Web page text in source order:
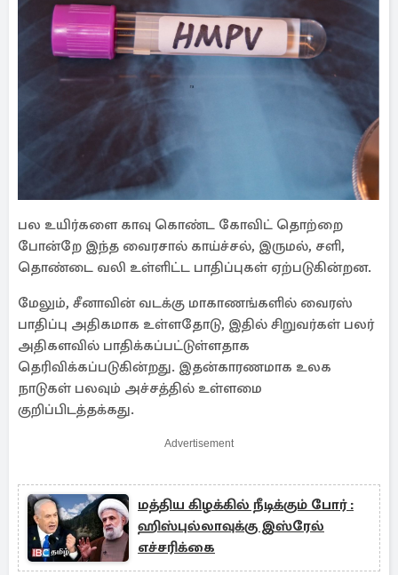
பல உயிர்களை காவு கொண்ட கோவிட் தொற்றை
போன்றே இந்த வைரசால் காய்ச்சல், இருமல், சளி,
தொண்டை வலி உள்ளிட்ட பாதிப்புகள் ஏற்படுகின்றன.
மேலும், சீனாவின் வடக்கு மாகாணங்களில் வைரஸ்
பாதிப்பு அதிகமாக உள்ளதோடு, இதில் சிறுவர்கள் பலர்
அதிகளவில் பாதிக்கப்பட்டுள்ளதாக
தெரிவிக்கப்படுகின்றது. இதன்காரணமாக உலக
நாடுகள் பலவும் அச்சத்தில் உள்ளமை
குறிப்பிடத்தக்கது.
Advertisement
மத்திய கிழக்கில் நீடிக்கும் போர் :
ஹிஸ்புல்லாவுக்கு இஸ்ரேல்
எச்சரிக்கை